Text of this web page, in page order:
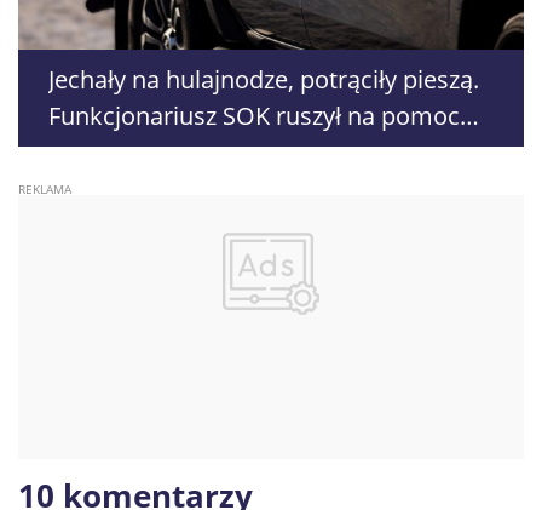
Jechały na hulajnodze, potrąciły pieszą.
Funkcjonariusz SOK ruszył na pomoc
nieprzytomnej kobiecie
10 komentarzy